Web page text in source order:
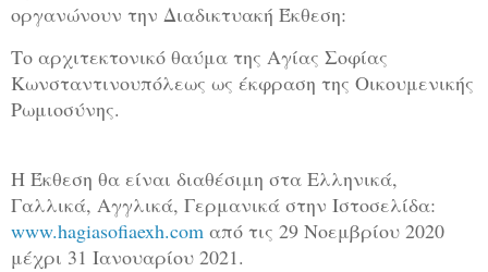
οργανώνουν την Διαδικτυακή Έκθεση:
Τo αρχιτεκτονικό θαύμα της Αγίας Σοφίας
Κωνσταντινουπόλεως ως έκφραση της Οικουμενικής
Ρωμιοσύνης.
Η Έκθεση θα είναι διαθέσιμη στα Ελληνικά,
Γαλλικά, Αγγλικά, Γερμανικά στην Ιστοσελίδα:
www.hagiasofiaexh.com από τις 29 Νοεμβρίου 2020
μέχρι 31 Ιανουαρίου 2021.